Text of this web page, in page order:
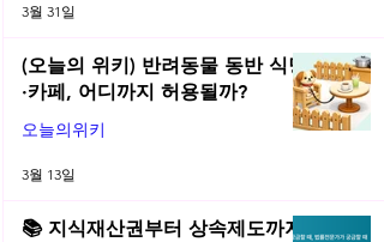
3월 31일
(오늘의 위키) 반려동물 동반 식당
·카페, 어디까지 허용될까?
오늘의위키
3월 13일
📚 지식재산권부터 상속제도까지,